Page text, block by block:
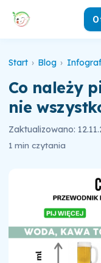
Start › Blog ›
Co należy
nie
Zaktualizowano:
1 min czytania